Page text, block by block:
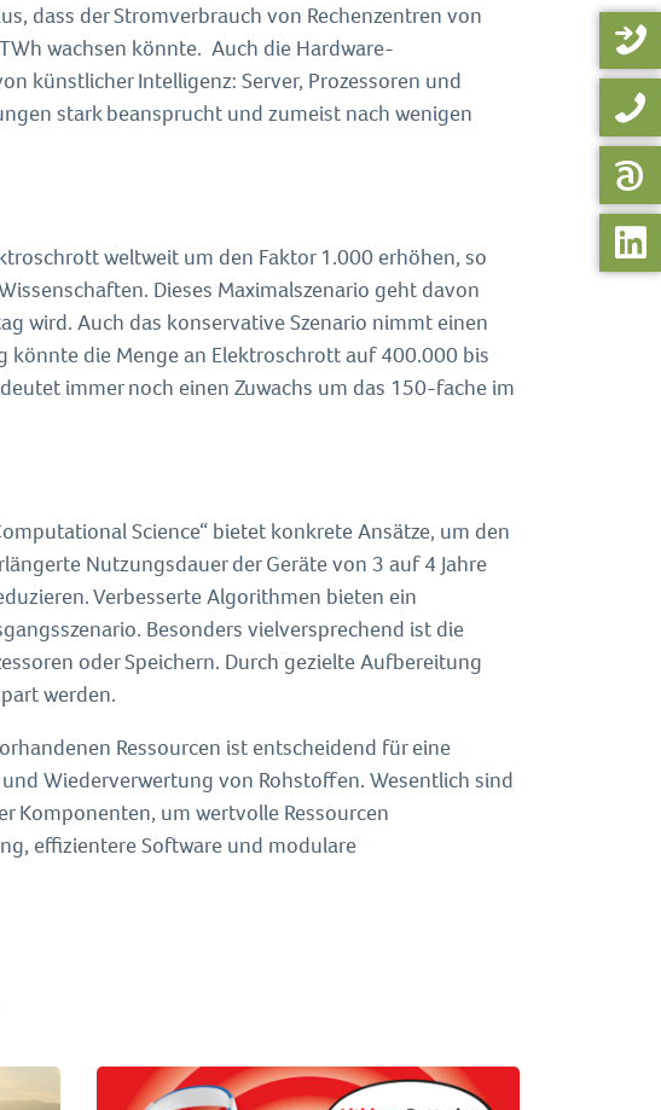
dass der Stromverbrauch von Rechenzentren von
wachsen könnte. Auch die Hardware-
künstlicher Intelligenz: Server, Prozessoren und
stark beansprucht und zumeist nach wenigen
weltweit um den Faktor 1.000 erhöhen, so
Dieses Maximalszenario geht davon
wird. Auch das konservative Szenario nimmt einen
könnte die Menge an Elektroschrott auf 400.000 bis
immer noch einen Zuwachs um das 150-fache im
Science“ bietet konkrete Ansätze, um den
Nutzungsdauer der Geräte von 3 auf 4 Jahre
Verbesserte Algorithmen bieten ein
Besonders vielversprechend ist die
oder Speichern. Durch gezielte Aufbereitung
werden.
Ressourcen ist entscheidend für eine
Wiederverwertung von Rohstoffen. Wesentlich sind
Komponenten, um wertvolle Ressourcen
effizientere Software und modulare